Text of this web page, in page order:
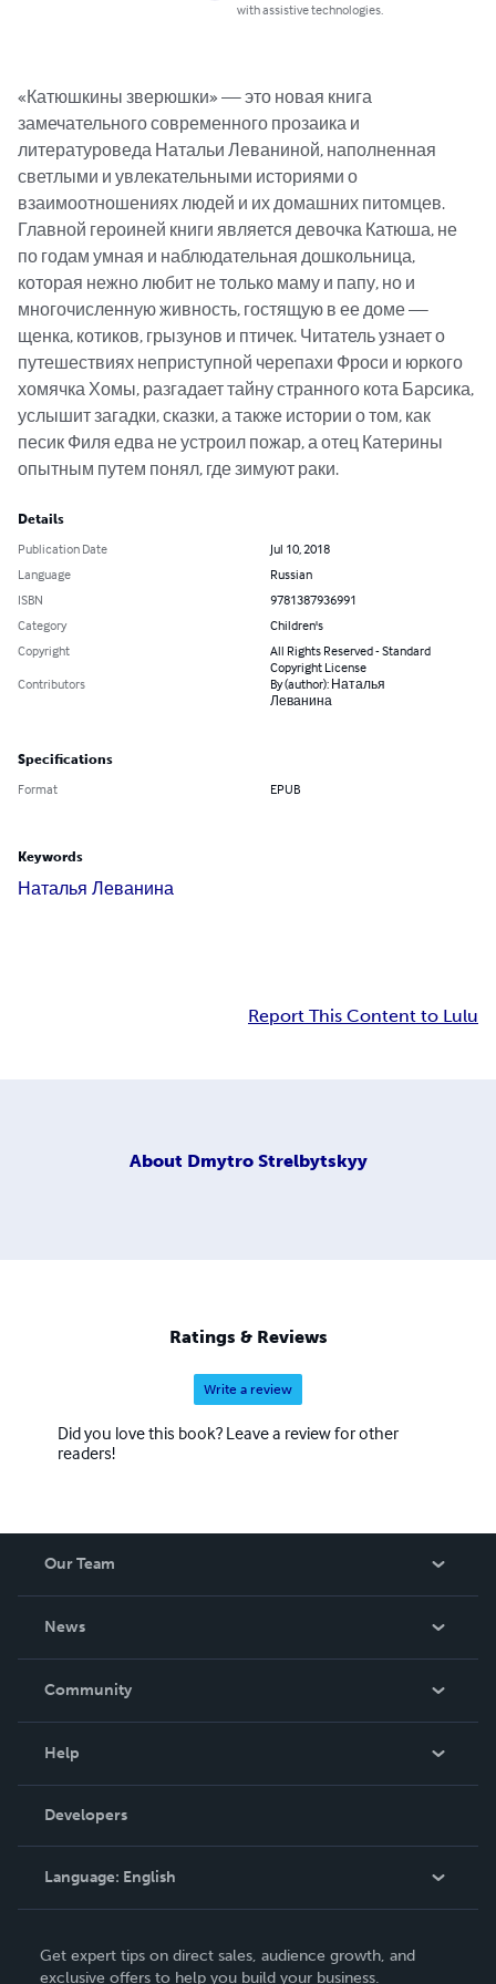
with assistive technologies.
«Катюшкины зверюшки» — это новая книга
замечательного современного прозаика и
литературоведа Натальи Леваниной, наполненная
светлыми и увлекательными историями о
взаимоотношениях людей и их домашних питомцев.
Главной героиней книги является девочка Катюша, не
по годам умная и наблюдательная дошкольница,
которая нежно любит не только маму и папу, но и
многочисленную живность, гостящую в ее доме —
щенка, котиков, грызунов и птичек. Читатель узнает о
путешествиях неприступной черепахи Фроси и юркого
хомячка Хомы, разгадает тайну странного кота Барсика,
услышит загадки, сказки, а также истории о том, как
песик Филя едва не устроил пожар, а отец Катерины
опытным путем понял, где зимуют раки.
Details
Publication Date
Jul 10, 2018
Language
Russian
ISBN
9781387936991
Category
Children's
Copyright
All Rights Reserved - Standard
Copyright License
Contributors
By (author): Наталья
Леванина
Specifications
Format EPUB
Keywords
Наталья Леванина
Report This Content to Lulu
About Dmytro Strelbytskyy
Ratings & Reviews
Write a review
Did you love this book? Leave a review for other
readers!
Our Team
News
In The News
Community
Podcast
Help
Order Lookup
Knowledge Base
Contact Support
Developers
Language: English
Deutsch
Get expert tips on direct sales, audience growth, and
exclusive offers to help you build your business.